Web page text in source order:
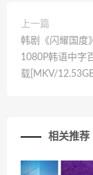
上一篇
韩剧《闪耀国度
1080P韩语中字
载[MKV/
相关推荐